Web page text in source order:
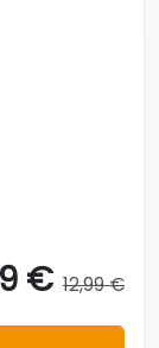
€ 12,99 €